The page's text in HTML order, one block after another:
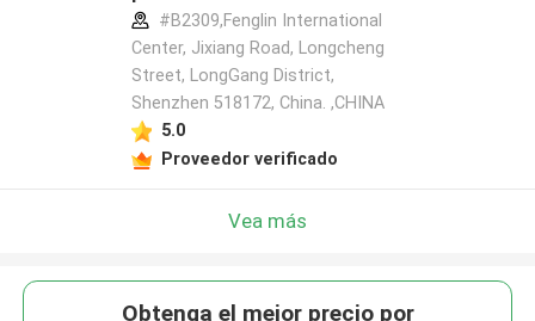
#B2309,Fenglin International
Center, Jixiang Road, Longcheng
Street, LongGang District,
Shenzhen 518172, China. ,CHINA
5.0
Proveedor verificado
Vea más
Obtenga el mejor precio por